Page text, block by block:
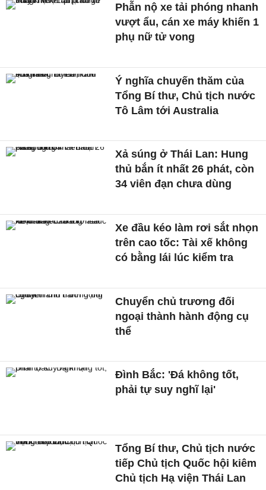
Phẫn nộ xe tải phóng nhanh
vượt ẩu, cán xe máy khiến 1
phụ nữ tử vong
Ý nghĩa chuyến thăm của
Tổng Bí thư, Chủ tịch nước
Tô Lâm tới Australia
Xả súng ở Thái Lan: Hung
thủ bắn ít nhất 26 phát, còn
34 viên đạn chưa dùng
Xe đầu kéo làm rơi sắt nhọn
trên cao tốc: Tài xế không
có bằng lái lúc kiểm tra
Chuyển chủ trương đối
ngoại thành hành động cụ
thể
Đình Bắc: 'Đá không tốt,
phải tự suy nghĩ lại'
Tổng Bí thư, Chủ tịch nước
tiếp Chủ tịch Quốc hội kiêm
Chủ tịch Hạ viện Thái Lan